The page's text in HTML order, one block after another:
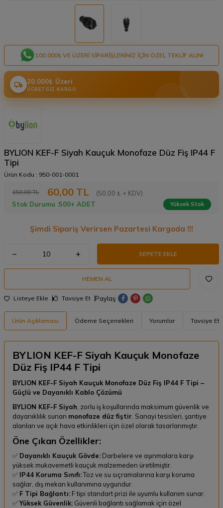
100.000₺ VE ÜZERI SIPARIŞLERINIZ IÇIN ÖZEL TEKLIF ALIN!
20.000₺ Üzeri
ÜCRETSIZ KARGO
BYLION KEF-F Siyah Kauçuk Monofaze Düz Fiş IP44 F
Tipi
Ürün Kodu : 950-001-0001
150,00TL 60,00 TL
(50,00 ₺ + KDV)
Stok Durumu :500+ ADET Yüksek Stok
Şimdi Sipariş Verirsen Pazartesi Kargoda !!!
SEPETE EKLE
HEMEN AL
Listeye Ekle Tavsiye Et Paylaş
Ürün Açıklaması Ödeme Seçenekleri Yorumlar Tavsiye Et
BYLION KEF-F Siyah Kauçuk Monofaze
Düz Fiş IP44 F Tipi
BYLION KEF-F Siyah Kauçuk Monofaze Düz Fiş IP44 F Tipi –
Güçlü ve Dayanıklı Kablo Çözümü
BYLION KEF-F Siyah , zorlu iş koşullarında maksimum güvenlik ve
dayanıklılık sunan monofaze düz fiştir . Sanayi tesisleri, şantiye
alanları ve açık hava etkinlikleri için özel olarak tasarlanmıştır.
Öne Çıkan Özellikler:
✅ Dayanıklı Kauçuk Gövde: Darbelere ve aşınmalara karşı
yüksek mukavemetli kauçuk malzemeden üretilmiştir.
✅ IP44 Koruma Sınıfı:Toz ve su sıçramalarına karşı koruma
sağlar, dış mekan kullanımına uygundur.
✅ F Tipi Bağlantı: F tipi standart prizi ile uyumlu kullanım sunar.
✅Yüksek Güvenlik: Güvenli bağlantı sağlamak için özel